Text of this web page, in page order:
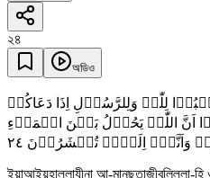
২৪
অডিও
لِلّٰہِ وَلِلرَّسُوۡلِ اِذَا دَعَاکُمۡ
اَنَّ اللّٰہَ یَحُوۡلُ بَیۡنَ الۡمَرۡءِ
وَاَنَّہٗۤ اِلَیۡہِ تُحۡشَرُوۡنَ ٢٤
ইয়াআইয়ুহাল্লাযীনা আ-মানুছতাজীবূলিল্লা-হি